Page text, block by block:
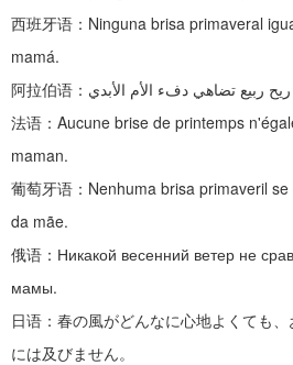
西班牙语： Ninguna brisa primaveral
mamá.
阿拉伯语：
法语： Aucune brise de printemps
maman.
葡萄牙语： Nenhuma brisa primaveril
da mãe.
俄语： Никакой весенний ветер не
мамы.
日语：春の風がどんなに心地よくても
には及びません。